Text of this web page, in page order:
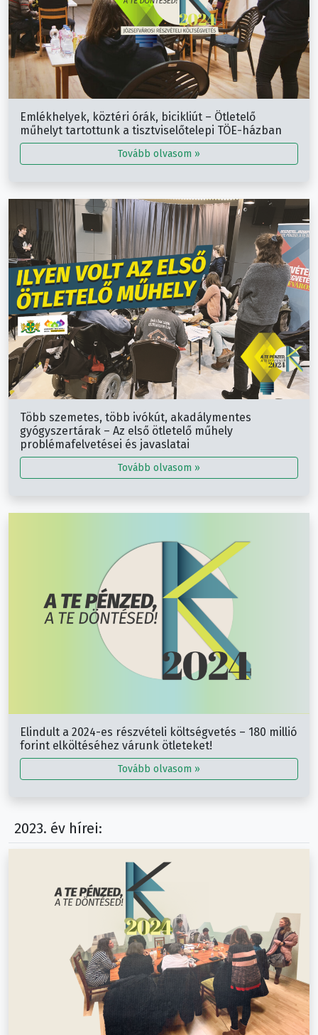
Emlékhelyek, köztéri órák, bicikliút – Ötletelő
műhelyt tartottunk a tisztviselőtelepi TÖE-házban
Tovább olvasom »
Több szemetes, több ivókút, akadálymentes
gyógyszertárak – Az első ötletelő műhely
problémafelvetései és javaslatai
Tovább olvasom »
Elindult a 2024-es részvételi költségvetés – 180 millió
forint elköltéséhez várunk ötleteket!
Tovább olvasom »
2023. év hírei: